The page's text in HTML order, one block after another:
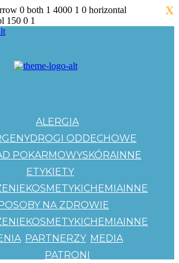
0 both 1 4000 1 0 horizontal
150 0 1
ALERGIA
DROGI ODDECHOWE
POKARMOWYSKÓRAINNE
ETYKIETY
KOSMETYKICHEMIAINNE
NA ZDROWIE
KOSMETYKICHEMIAINNE
PARTNERZY
PATRONI
MEDIA
X